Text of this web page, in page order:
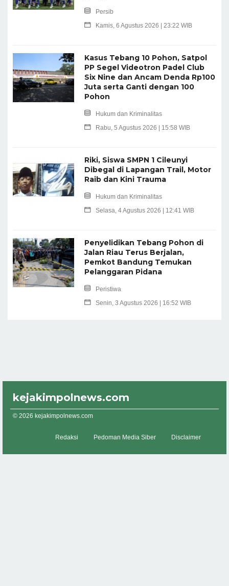
Persib
Kamis, 6 Agustus 2026 | 23:22 WIB
Kasus Tebang 10 Pohon, Satpol
PP Segel Videotron Padel Club
Six Nine dan Ancam Denda Rp100
Juta serta Ganti dengan 100
Pohon
Hukum dan Kriminalitas
Rabu, 5 Agustus 2026 | 15:58 WIB
Riki, Siswa SMPN 1 Cileunyi
Dibegal di Lapangan Trail, Motor
Raib dan Kini Trauma
Hukum dan Kriminalitas
Selasa, 4 Agustus 2026 | 12:41 WIB
Penyelidikan Tebang Pohon di
Jalan Riau Terus Berjalan,
Pemkot Bandung Temukan
Pelanggaran Pidana
Peristiwa
Senin, 3 Agustus 2026 | 16:52 WIB
kejakimpolnews.com
© 2026 kejakimpolnews.com
Redaksi Pedoman Media Siber Disclaimer